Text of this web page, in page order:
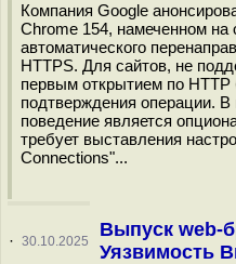
Компания Google
Chrome 154, намеченном на
автоматического
HTTPS. Для сайтов, не
первым открытием по HTTP
подтверждения операции.
поведение является
требует выставления
Connections"...
· 30.10.2025
Выпуск web-
Уязвимость